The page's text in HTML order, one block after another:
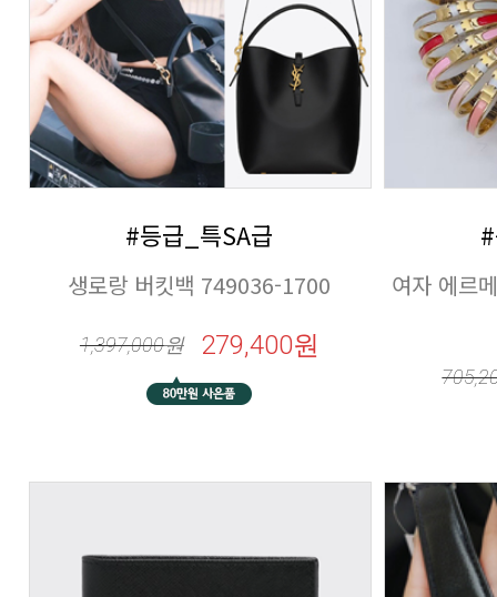
#등급_특SA급
생로랑 버킷백 749036-1700
1,397,000원 279,400원